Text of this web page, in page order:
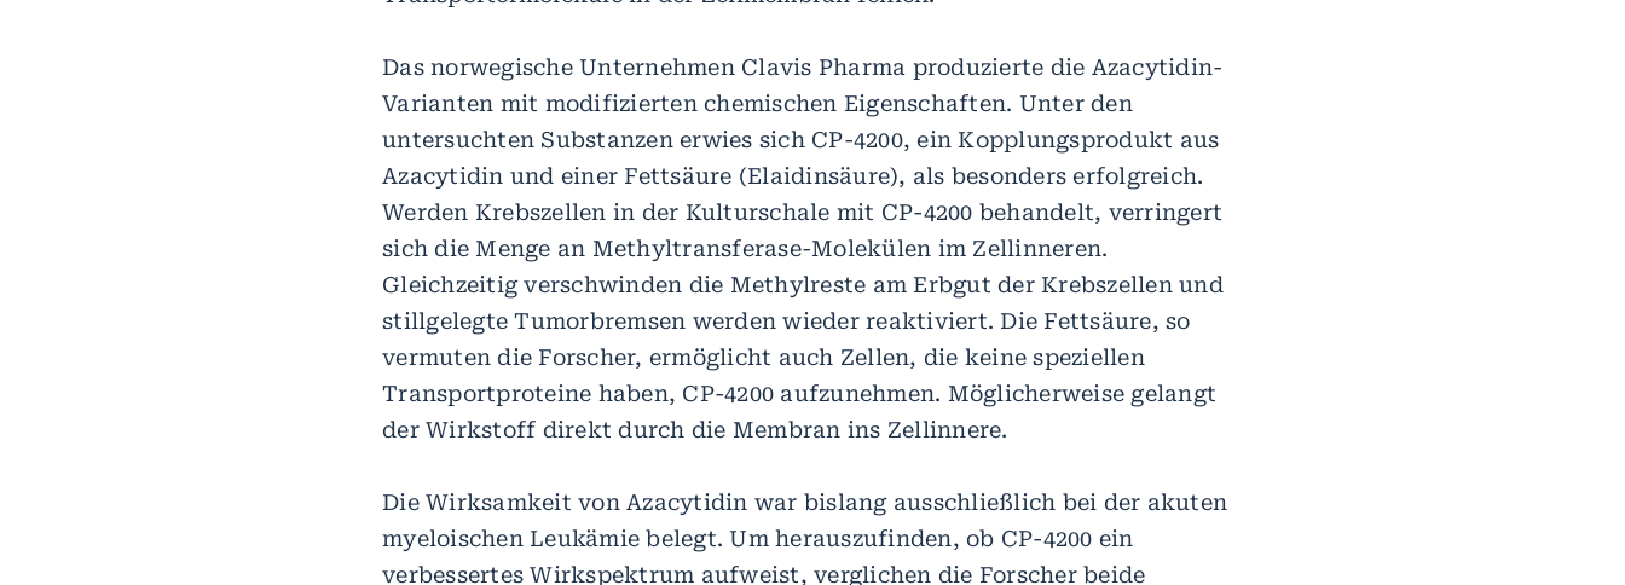
Das norwegische Unternehmen Clavis Pharma produzierte die Azacytidin-
Varianten mit modifizierten chemischen Eigenschaften. Unter den
untersuchten Substanzen erwies sich CP-4200, ein Kopplungsprodukt aus
Azacytidin und einer Fettsäure (Elaidinsäure), als besonders erfolgreich.
Werden Krebszellen in der Kulturschale mit CP-4200 behandelt, verringert
sich die Menge an Methyltransferase-Molekülen im Zellinneren.
Gleichzeitig verschwinden die Methylreste am Erbgut der Krebszellen und
stillgelegte Tumorbremsen werden wieder reaktiviert. Die Fettsäure, so
vermuten die Forscher, ermöglicht auch Zellen, die keine speziellen
Transportproteine haben, CP-4200 aufzunehmen. Möglicherweise gelangt
der Wirkstoff direkt durch die Membran ins Zellinnere.
Die Wirksamkeit von Azacytidin war bislang ausschließlich bei der akuten
myeloischen Leukämie belegt. Um herauszufinden, ob CP-4200 ein
verbessertes Wirkspektrum aufweist, verglichen die Forscher beide